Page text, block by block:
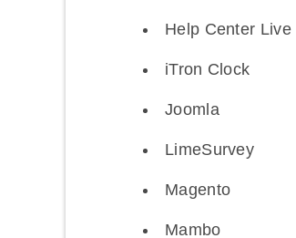
Help Center Live
iTron Clock
Joomla
LimeSurvey
Magento
Mambo